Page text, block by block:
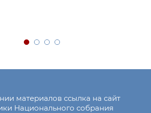
материалов ссылка на сайт
Национального собрания